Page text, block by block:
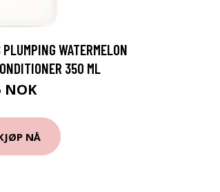
WATERMELON
350 ML
NOK
NÅ